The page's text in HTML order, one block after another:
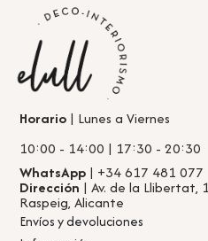
Horario | Lunes a Viernes
10:00 - 14:00 | 17:30 - 20:30
WhatsApp | +34 617 481 077
Dirección | Av. de la Llibertat,
Raspeig, Alicante
Envíos y devoluciones